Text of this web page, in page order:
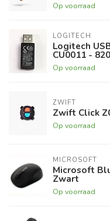
Op voorraad
LOGITECH
Logitech
CU0011 -
Op voorraad
ZWIFT
Zwift Click
Op voorraad
MICROSOFT
Microsoft
Zwart
Op voorraad